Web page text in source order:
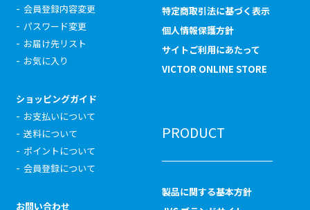
会員登録内容変更
パスワード変更
お届け先リスト
お気に入り
ショッピングガイド
お支払いについて
送料について
ポイントについて
会員登録について
お問い合わせ
特定商取引法に基づく表示
個人情報保護方針
サイトご利用にあたって
VICTOR ONLINE STORE
PRODUCT
製品に関する基本方針